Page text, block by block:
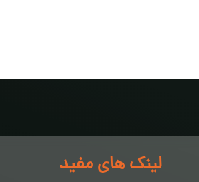
لینک های مفید